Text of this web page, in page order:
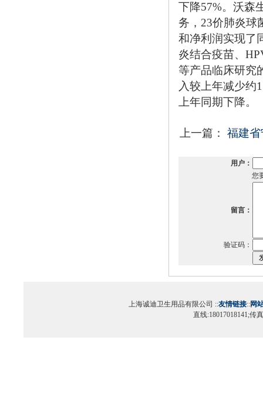
下降57%。沃森
务，23价肺炎球
和净利润实现了
炎结合疫苗、
等产品临床研究
入较上年减少约
上年同期下降。
上一篇： 福建
用户：
您
留言：
验证码：
上海诚迪卫生用品有限公司 ::友情链接::网
直线:18017018141;传